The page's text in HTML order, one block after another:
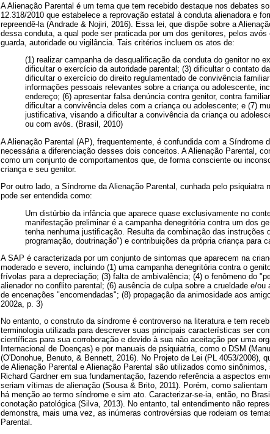
A Alienação Parental é um tema que tem recebido destaque nos debates
12.318/2010 que estabelece a reprovação estatal à conduta alienadora e
repreendê-la (Andrade & Nojiri, 2016). Essa lei, que dispõe sobre a
dessa conduta, a qual pode ser praticada por um dos genitores, pelos
guarda, autoridade ou vigilância. Tais critérios incluem os atos de:
(1) realizar campanha de desqualificação da conduta do genitor no
dificultar o exercício da autoridade parental; (3) dificultar o contato
dificultar o exercício do direito regulamentado de convivência
informações pessoais relevantes sobre a criança ou adolescente,
endereço; (6) apresentar falsa denúncia contra genitor, contra
dificultar a convivência deles com a criança ou adolescente; e (7)
justificativa, visando a dificultar a convivência da criança ou
ou com avós. (Brasil, 2010)
A Alienação Parental (AP), frequentemente, é confundida com a
necessária a diferenciação desses dois conceitos. A Alienação Parental,
como um conjunto de comportamentos que, de forma consciente ou
criança e seu genitor.
Por outro lado, a Síndrome da Alienação Parental, cunhada pelo psiquiatra
pode ser entendida como:
Um distúrbio da infância que aparece quase exclusivamente no
manifestação preliminar é a campanha denegritória contra um dos
tenha nenhuma justificação. Resulta da combinação das instruções
programação, doutrinação") e contribuições da própria criança para
A SAP é caracterizada por um conjunto de sintomas que aparecem na
moderado e severo, incluindo (1) uma campanha denegritória contra o
frívolas para a depreciação; (3) falta de ambivalência; (4) o fenômeno do
alienador no conflito parental; (6) ausência de culpa sobre a crueldade e/
de encenações "encomendadas"; (8) propagação da animosidade aos
2002a, p. 3)
No entanto, o construto da síndrome é controverso na literatura e tem
terminologia utilizada para descrever suas principais características ser
científicas para sua corroboração e devido à sua não aceitação por uma
Internacional de Doenças) e por manuais de psiquiatria, como o DSM
(O'Donohue, Benuto, & Bennett, 2016). No Projeto de Lei (PL 4053/2008),
de Alienação Parental e Alienação Parental são utilizados como
Richard Gardner em sua fundamentação, fazendo referência a aspectos
seriam vítimas de alienação (Sousa & Brito, 2011). Porém, como
há menção ao termo síndrome e sim ato. Caracterizar-se-ia, então, no
conotação patológica (Silva, 2013). No entanto, tal entendimento não
demonstra, mais uma vez, as inúmeras controvérsias que rodeiam os
Parental.